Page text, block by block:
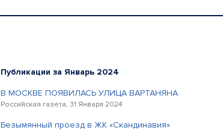
Публикации за Январь 2024
В МОСКВЕ ПОЯВИЛАСЬ УЛИЦА ВАРТАНЯНА
Российская газета, 31 Января 2024
Безымянный проезд в ЖК «Скандинавия»